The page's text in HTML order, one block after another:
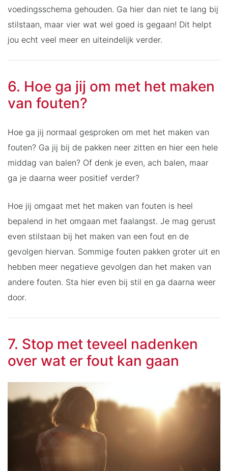
voedingsschema gehouden. Ga hier dan niet te lang bij
stilstaan, maar vier wat wel goed is gegaan! Dit helpt
jou echt veel meer en uiteindelijk verder.
6. Hoe ga jij om met het maken
van fouten?
Hoe ga jij normaal gesproken om met het maken van
fouten? Ga jij bij de pakken neer zitten en hier een hele
middag van balen? Of denk je even, ach balen, maar
ga je daarna weer positief verder?
Hoe jij omgaat met het maken van fouten is heel
bepalend in het omgaan met faalangst. Je mag gerust
even stilstaan bij het maken van een fout en de
gevolgen hiervan. Sommige fouten pakken groter uit en
hebben meer negatieve gevolgen dan het maken van
andere fouten. Sta hier even bij stil en ga daarna weer
door.
7. Stop met teveel nadenken
over wat er fout kan gaan